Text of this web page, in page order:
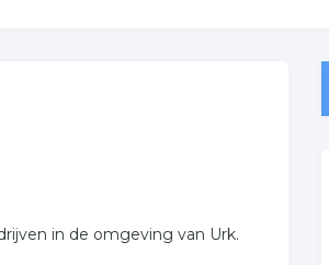
in de omgeving van Urk.